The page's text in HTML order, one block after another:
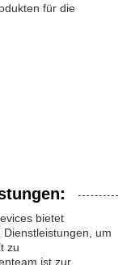
für die
bietet
um
zu
ist zur